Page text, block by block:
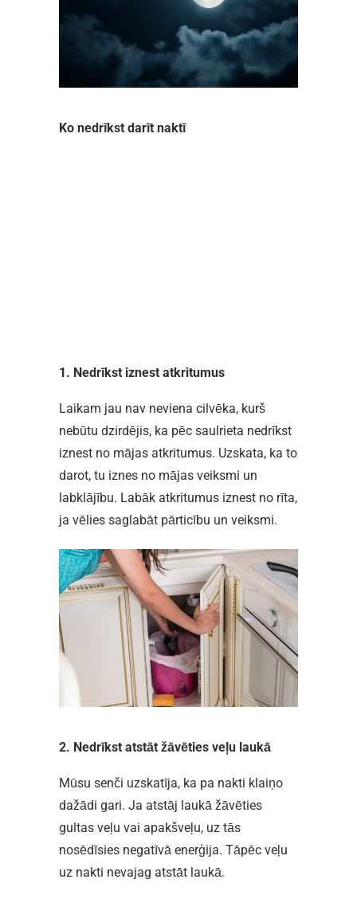
Ko nedrīkst darīt naktī
1. Nedrīkst iznest atkritumus
Laikam jau nav neviena cilvēka, kurš
nebūtu dzirdējis, ka pēc saulrieta nedrīkst
iznest no mājas atkritumus. Uzskata, ka to
darot, tu iznes no mājas veiksmi un
labklājību. Labāk atkritumus iznest no rīta,
ja vēlies saglabāt pārticību un veiksmi.
2. Nedrīkst atstāt žāvēties veļu laukā
Mūsu senči uzskatīja, ka pa nakti klaiņo
dažādi gari. Ja atstāj laukā žāvēties
gultas veļu vai apakšveļu, uz tās
nosēdīsies negatīvā enerģija. Tāpēc veļu
uz nakti nevajag atstāt laukā.